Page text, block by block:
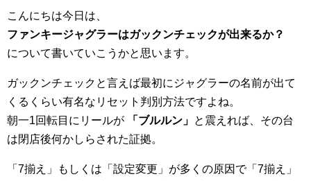
こんにちは今日は、
ファンキージャグラーはガックンチェックが出来るか？
について書いていこうかと思います。
ガックンチェックと言えば最初にジャグラーの名前が出て
くるくらい有名なリセット判別方法ですよね。
朝一1回転目にリールが
「ブルルン」 と震えれば、その台
は閉店後何かしらされた証拠。
「7揃え」もしくは「設定変更」が多くの原因で「7揃え」